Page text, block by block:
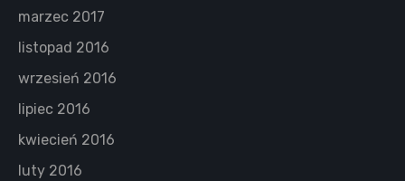
marzec 2017
listopad 2016
wrzesień 2016
lipiec 2016
kwiecień 2016
luty 2016